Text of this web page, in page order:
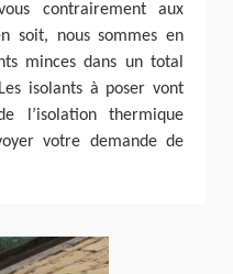
contrairement aux
soit, nous sommes en
minces dans un total
isolants à poser vont
l’isolation thermique
votre demande de